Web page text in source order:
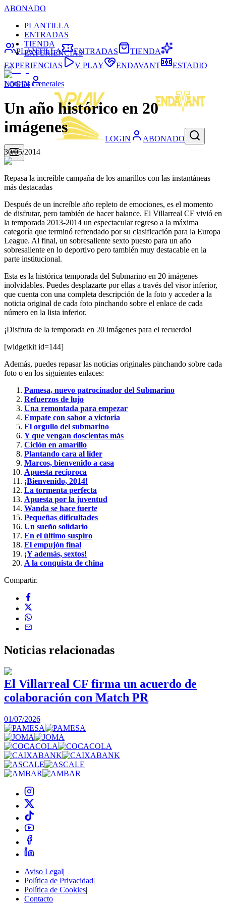
ABONADO
PLANTILLA
ENTRADAS
TIENDA
EXPERIENCIAS
LOGIN
LOGIN ABONADO
PLANTILLA ENTRADAS
TIENDA
EXPERIENCIAS
V PLAY ENDAVANT ESTADIO
Noticias Generales
Un año histórico en 20
imágenes
30/05/2014
Repasa la increíble campaña de los amarillos con las instantáneas
más destacadas
Después de un increíble año repleto de emociones, es el momento
de disfrutar, pero también de hacer balance. El Villarreal CF vivió en
la temporada 2013-2014 un espectacular regreso a la máxima
categoría que terminó refrendado por su clasificación para la Europa
League. Al final, un sobresaliente sexto puesto para un año
sobresaliente en lo deportivo pero también muy destacable en la
parte institucional.
Esta es la histórica temporada del Submarino en 20 imágenes
inolvidables. Puedes desplazarte por ellas a través del visor inferior,
que cuenta con una completa descripción de la foto y acceder a la
noticia original de cada foto pinchando sobre el enlace de cada
número en la lista inferior.
¡Disfruta de la temporada en 20 imágenes para el recuerdo!
[widgetkit id=144]
Además, puedes repasar las noticias originales pinchando sobre cada
foto o en los siguientes enlaces:
Pamesa, nuevo patrocinador del Submarino
Refuerzos de lujo
Una remontada para empezar
Empate con sabor a victoria
El orgullo del submarino
Y que vengan doscientas más
Ciclón en amarillo
Plantando cara al líder
Marcos, bienvenido a casa
Apuesta recíproca
¡Bienvenido, 2014!
La tormenta perfecta
Apuesta por la juventud
Wanda se hace fuerte
Pequeñas dificultades
Un sueño solidario
En el último suspiro
El empujón final
¡Y además, sextos!
A la conquista de china
Compartir.
Noticias relacionadas
El Villarreal CF firma un acuerdo de
colaboración con Match PR
01/07/2026
Aviso Legal|
Política de Privacidad|
Política de Cookies|
Contacto